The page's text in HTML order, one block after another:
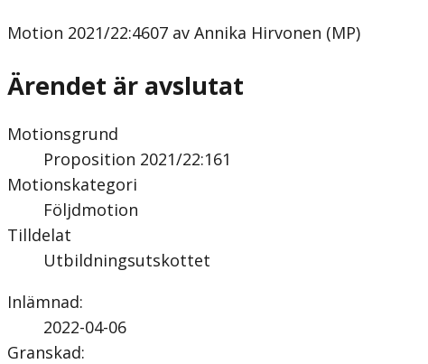
Motion 2021/22:4607 av Annika Hirvonen (MP)
Ärendet är avslutat
Motionsgrund
Proposition 2021/22:161
Motionskategori
Följdmotion
Tilldelat
Utbildningsutskottet
Inlämnad:
2022-04-06
Granskad: